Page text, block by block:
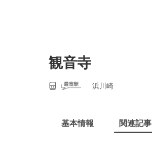
観音寺
浜川崎
基本情報 関連記事